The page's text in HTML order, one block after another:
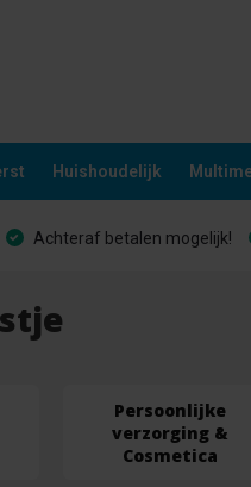
Huishoudelijk
Achteraf betalen mogelijk!
Persoonlijke
verzorging &
Cosmetica